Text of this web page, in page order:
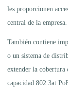
les proporcionen
central de la empresa.
También contiene
o un sistema de
extender la cobertura
capacidad 802.3at